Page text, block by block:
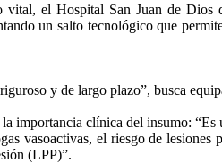
el Hospital San Juan de Dios
un salto tecnológico que
y de largo plazo”, busca
clínica del insumo: “Es
vasoactivas, el riesgo de
(LPP)”.